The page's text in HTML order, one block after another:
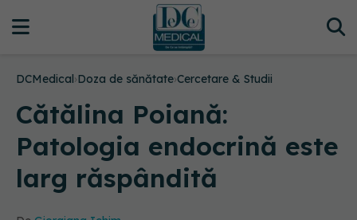
DCMedical›Doza de sănătate›Cercetare & Studii
Cătălina Poiană:
Patologia endocrină este
larg răspândită